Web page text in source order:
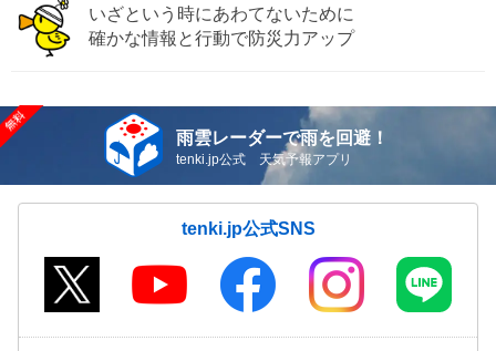
いざという時にあわてないために
確かな情報と行動で防災力アップ
雨雲レーダーで雨を回避！
tenki.jp公式 天気予報アプリ
tenki.jp公式SNS